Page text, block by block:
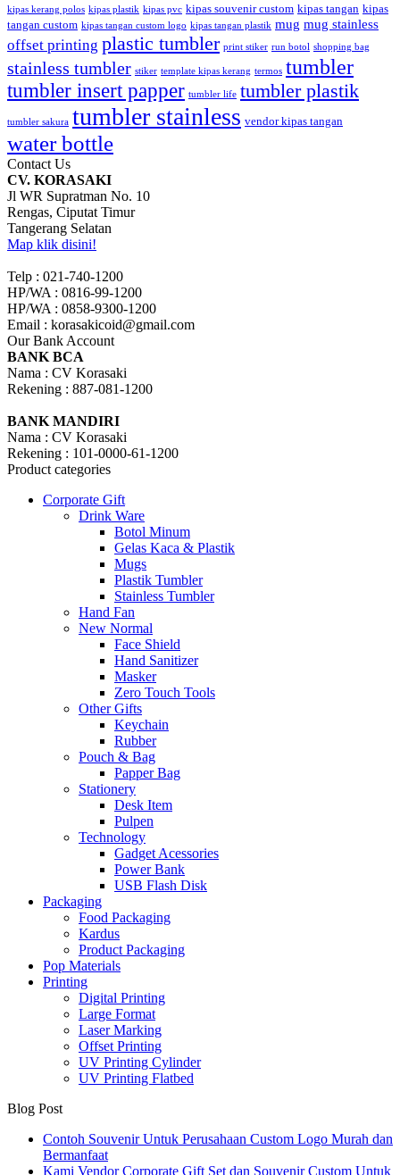
kipas kerang polos kipas plastik kipas pvc kipas souvenir custom kipas tangan kipas
tangan custom kipas tangan custom logo kipas tangan plastik mug mug stainless
offset printing plastic tumbler print stiker run botol shopping bag
stainless tumbler stiker template kipas kerang termos tumbler
tumbler insert papper tumbler life tumbler plastik
tumbler sakura tumbler stainless vendor kipas tangan
water bottle
Contact Us
CV. KORASAKI
Jl WR Supratman No. 10
Rengas, Ciputat Timur
Tangerang Selatan
Map klik disini!
Telp : 021-740-1200
HP/WA : 0816-99-1200
HP/WA : 0858-9300-1200
Email : korasakicoid@gmail.com
Our Bank Account
BANK BCA
Nama : CV Korasaki
Rekening : 887-081-1200
BANK MANDIRI
Nama : CV Korasaki
Rekening : 101-0000-61-1200
Product categories
Corporate Gift
Drink Ware
Botol Minum
Gelas Kaca & Plastik
Mugs
Plastik Tumbler
Stainless Tumbler
Hand Fan
New Normal
Face Shield
Hand Sanitizer
Masker
Zero Touch Tools
Other Gifts
Keychain
Rubber
Pouch & Bag
Papper Bag
Stationery
Desk Item
Pulpen
Technology
Gadget Acessories
Power Bank
USB Flash Disk
Packaging
Food Packaging
Kardus
Product Packaging
Pop Materials
Printing
Digital Printing
Large Format
Laser Marking
Offset Printing
UV Printing Cylinder
UV Printing Flatbed
Blog Post
Contoh Souvenir Untuk Perusahaan Custom Logo Murah dan
Bermanfaat
Kami Vendor Corporate Gift Set dan Souvenir Custom Untuk